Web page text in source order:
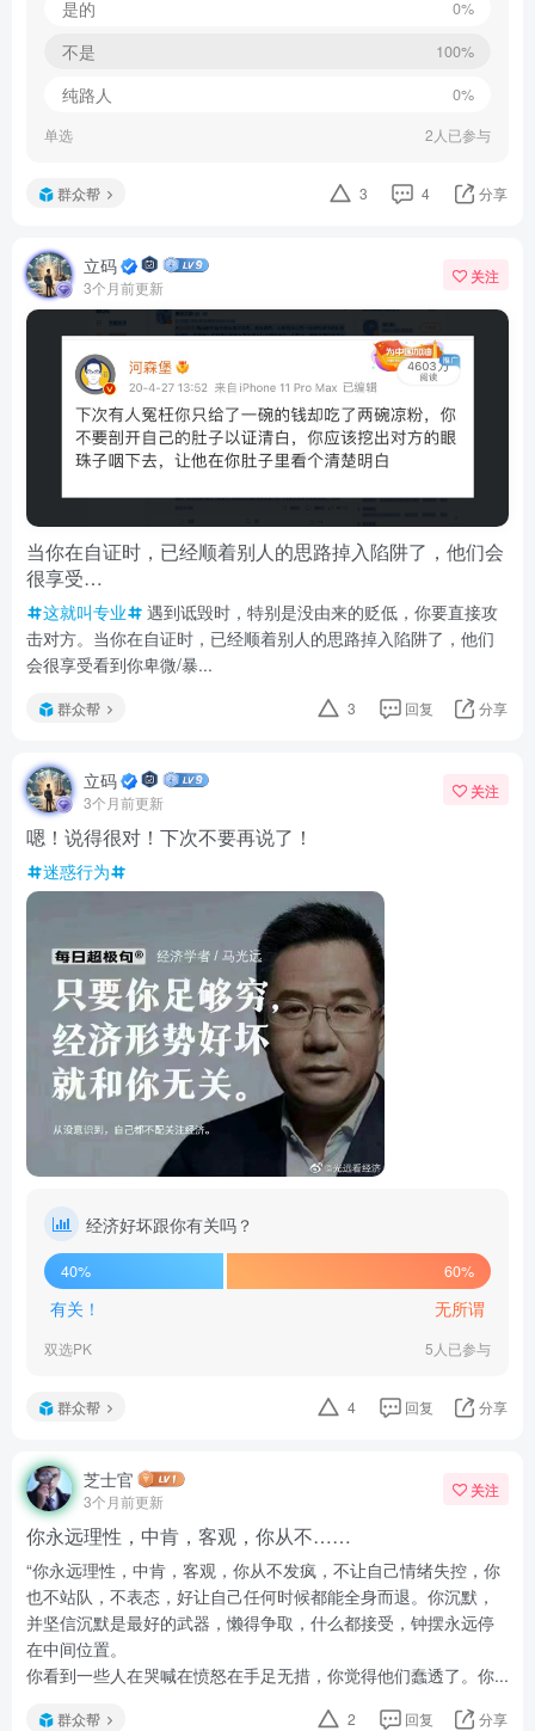
0%
是的
100%
不是
0%
纯路人
单选 2人已参与
群众帮 3 4 分享
立码
3个月前更新
关注
当你在自证时，已经顺着别人的思路掉入陷阱了，他们会
很享受…
这就叫专业
遇到诋毁时，特别是没由来的贬低，你要直接攻
击对方。当你在自证时，已经顺着别人的思路掉入陷阱了，他们
会很享受看到你卑微/暴...
群众帮 3 回复 分享
立码
3个月前更新
关注
嗯！说得很对！下次不要再说了！
迷惑行为
经济好坏跟你有关吗？
40%
有关！
60%
无所谓
双选PK 5人已参与
群众帮 4 回复 分享
芝士官
3个月前更新
关注
你永远理性，中肯，客观，你从不……
“你永远理性，中肯，客观，你从不发疯，不让自己情绪失控，你
也不站队，不表态，好让自己任何时候都能全身而退。你沉默，
并坚信沉默是最好的武器，懒得争取，什么都接受，钟摆永远停
在中间位置。
你看到一些人在哭喊在愤怒在手足无措，你觉得他们蠢透了。你...
群众帮 2 回复 分享